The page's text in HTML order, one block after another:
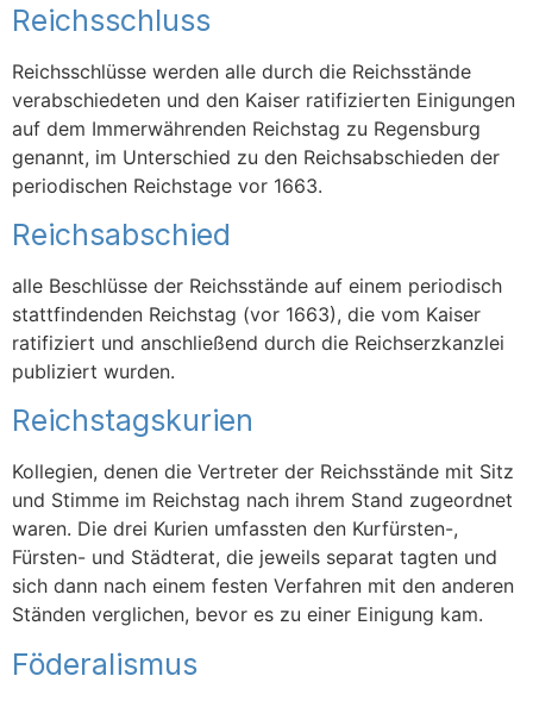
Reichsschluss
Reichsschlüsse werden alle durch die Reichsstände
verabschiedeten und den Kaiser ratifizierten Einigungen
auf dem Immerwährenden Reichstag zu Regensburg
genannt, im Unterschied zu den Reichsabschieden der
periodischen Reichstage vor 1663.
Reichsabschied
alle Beschlüsse der Reichsstände auf einem periodisch
stattfindenden Reichstag (vor 1663), die vom Kaiser
ratifiziert und anschließend durch die Reichserzkanzlei
publiziert wurden.
Reichstagskurien
Kollegien, denen die Vertreter der Reichsstände mit Sitz
und Stimme im Reichstag nach ihrem Stand zugeordnet
waren. Die drei Kurien umfassten den Kurfürsten-,
Fürsten- und Städterat, die jeweils separat tagten und
sich dann nach einem festen Verfahren mit den anderen
Ständen verglichen, bevor es zu einer Einigung kam.
Föderalismus